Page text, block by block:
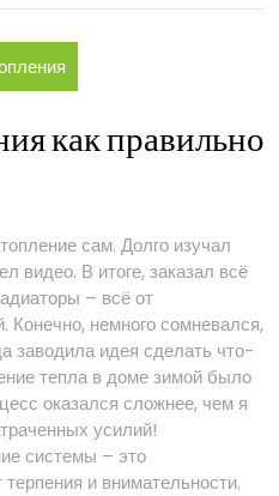
самостоятельным
подключением
системы
отопления
как правильно
сам. Долго изучал
видео. В итоге, заказал всё
– всё от
Конечно, немного сомневался,
заводила идея сделать что-
тепла в доме зимой было
оказался сложнее, чем я
усилий!
системы – это
и внимательности.